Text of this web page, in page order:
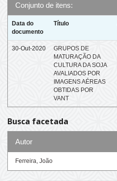
Conjunto de itens:
Data do
documento
Título
30-Out-2020
GRUPOS DE
MATURAÇÃO DA
CULTURA DA SOJA
AVALIADOS POR
IMAGENS AÉREAS
OBTIDAS POR
VANT
Busca facetada
Autor
Ferreira, João